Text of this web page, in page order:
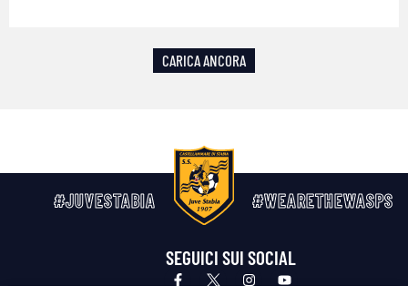
CARICA ANCORA
#JUVESTABIA #WEARETHEWASPS
SEGUICI SUI SOCIAL